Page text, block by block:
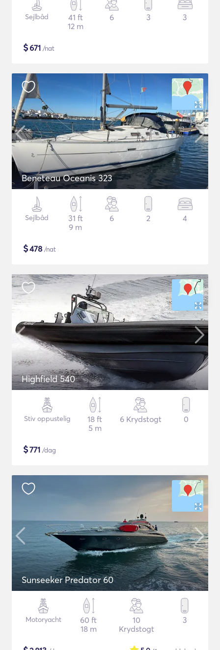
Sejlbåd
41 ft
12 m
6 3 3
$671 /nat
Beneteau Oceanis 323
Sejlbåd
31 ft
9 m
6 2 4
$478 /nat
Highfield 540
Stiv oppustelig
18 ft
5 m
6 Krydstogt 0
$771 /dag
Sunseeker Predator 60
Motoryacht
60 ft
18 m
10
Krydstogt
3